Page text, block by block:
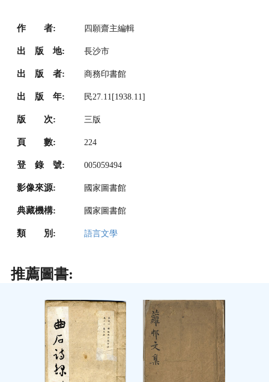
作 者: 四願齋主編輯
出 版 地: 長沙市
出 版 者: 商務印書館
出 版 年: 民27.11[1938.11]
版 次: 三版
頁 數: 224
登 錄 號: 005059494
影像來源: 國家圖書館
典藏機構: 國家圖書館
類 別: 語言文學
推薦圖書: